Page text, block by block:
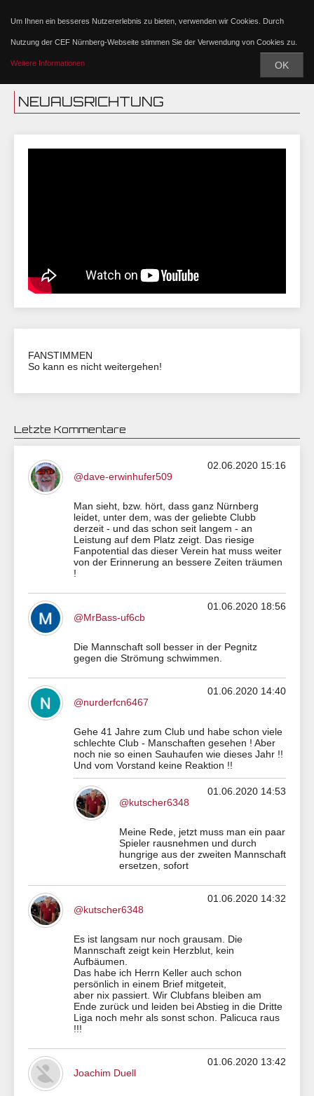
Um Ihnen ein besseres Nutzererlebnis zu bieten, verwenden wir Cookies. Durch
Nutzung der CEF Nürnberg-Webseite stimmen Sie der Verwendung von Cookies zu.
Weitere Informationen OK
NEUAUSRICHTUNG
FANSTIMMEN
So kann es nicht weitergehen!
Letzte Kommentare
02.06.2020 15:16
@dave-erwinhufer509
Man sieht, bzw. hört, dass ganz Nürnberg
leidet, unter dem, was der geliebte Clubb
derzeit - und das schon seit langem - an
Leistung auf dem Platz zeigt. Das riesige
Fanpotential das dieser Verein hat muss weiter
von der Erinnerung an bessere Zeiten träumen
!
01.06.2020 18:56
@MrBass-uf6cb
Die Mannschaft soll besser in der Pegnitz
gegen die Strömung schwimmen.
01.06.2020 14:40
@nurderfcn6467
Gehe 41 Jahre zum Club und habe schon viele
schlechte Club - Manschaften gesehen ! Aber
noch nie so einen Sauhaufen wie dieses Jahr !!
Und vom Vorstand keine Reaktion !!
01.06.2020 14:53
@kutscher6348
Meine Rede, jetzt muss man ein paar
Spieler rausnehmen und durch
hungrige aus der zweiten Mannschaft
ersetzen, sofort
01.06.2020 14:32
@kutscher6348
Es ist langsam nur noch grausam. Die
Mannschaft zeigt kein Herzblut, kein
Aufbäumen.
Das habe ich Herrn Keller auch schon
persönlich in einem Brief mitgeteit,
aber nix passiert. Wir Clubfans bleiben am
Ende zurück und leiden bei Abstieg in die Dritte
Liga noch mehr als sonst schon. Palicuca raus
!!!
01.06.2020 13:42
Joachim Duell